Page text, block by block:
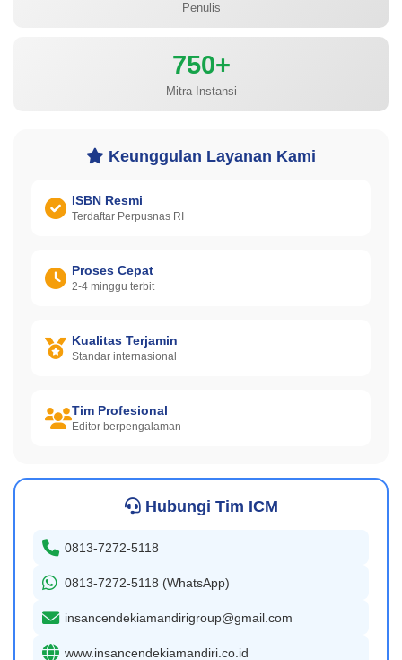
Penulis
750+
Mitra Instansi
Keunggulan Layanan Kami
ISBN Resmi
Terdaftar Perpusnas RI
Proses Cepat
2-4 minggu terbit
Kualitas Terjamin
Standar internasional
Tim Profesional
Editor berpengalaman
Hubungi Tim ICM
0813-7272-5118
0813-7272-5118 (WhatsApp)
insancendekiamandirigroup@gmail.com
www.insancendekiamandiri.co.id